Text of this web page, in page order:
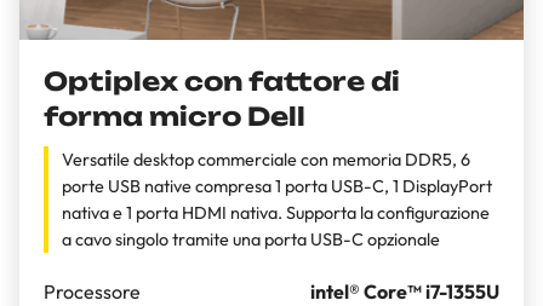
Optiplex con fattore di
forma micro Dell
Versatile desktop commerciale con memoria DDR5, 6
porte USB native compresa 1 porta USB-C, 1 DisplayPort
nativa e 1 porta HDMI nativa. Supporta la configurazione
a cavo singolo tramite una porta USB-C opzionale
Processore
intel® Core™ i7-1355U